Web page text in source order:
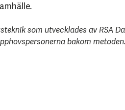
som utvecklades av RSA
bakom metoden.